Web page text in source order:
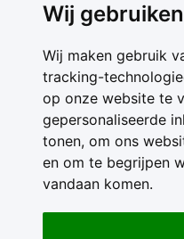
Wij
Wij maken gebruik
tracking-
op onze website te
gepersonaliseerde
tonen, om ons
en om te begrijpen
vandaan komen.
Contact
Feedback
Nieuwsbrief
Adverteren
Privacy